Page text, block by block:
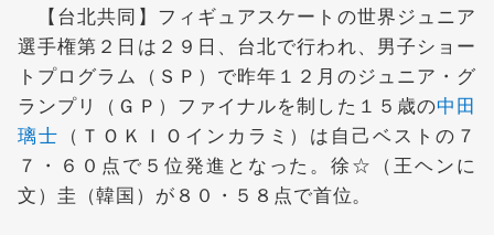
【台北共同】フィギュアスケートの世界ジュニア
選手権第２日は２９日、台北で行われ、男子ショー
トプログラム（ＳＰ）で昨年１２月のジュニア・グ
ランプリ（ＧＰ）ファイナルを制した１５歳の中田
璃士 （ＴＯＫＩＯインカラミ）は自己ベストの７
７・６０点で５位発進となった。徐☆（王ヘンに
文）圭（韓国）が８０・５８点で首位。